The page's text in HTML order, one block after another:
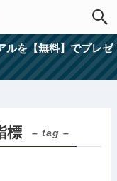
ルを【無料】でプレゼ
標 – tag –